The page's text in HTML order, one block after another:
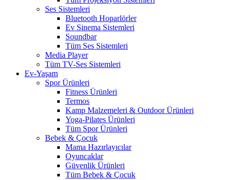
Ses Sistemleri
Bluetooth Hoparlörler
Ev Sinema Sistemleri
Soundbar
Tüm Ses Sistemleri
Media Player
Tüm TV-Ses Sistemleri
Ev-Yaşam
Spor Ürünleri
Fitness Ürünleri
Termos
Kamp Malzemeleri & Outdoor Ürünleri
Yoga-Pilates Ürünleri
Tüm Spor Ürünleri
Bebek & Çocuk
Mama Hazırlayıcılar
Oyuncaklar
Güvenlik Ürünleri
Tüm Bebek & Çocuk